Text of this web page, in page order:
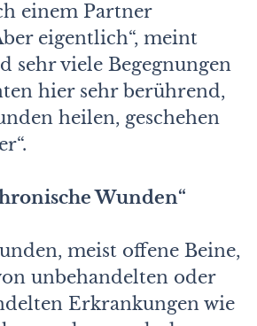
einem Partner
eigentlich“, meint
sehr viele Begegnungen
hier sehr berührend,
heilen, geschehen
Wunden“
meist offene Beine,
unbehandelten oder
Erkrankungen wie